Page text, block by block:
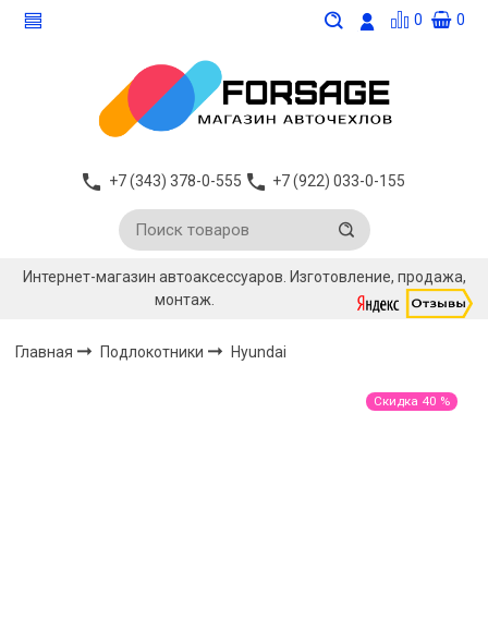
0 0
+7 (343) 378-0-555 +7 (922) 033-0-155
Интернет-магазин автоаксессуаров. Изготовление, продажа,
монтаж.
Главная Подлокотники Hyundai
Скидка 40 %